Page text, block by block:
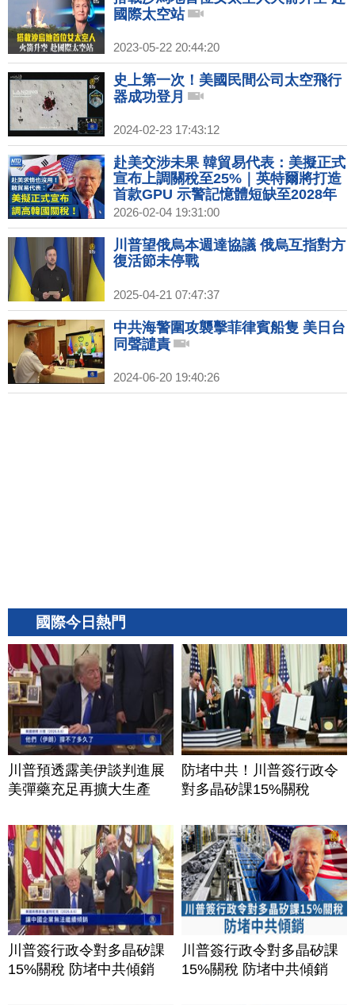
國際太空站
2023-05-22 20:44:20
史上第一次！美國民間公司太空飛行
器成功登月
2024-02-23 17:43:12
赴美交涉未果 韓貿易代表：美擬正式
宣布上調關稅至25%｜英特爾將打造
首款GPU 示警記憶體短缺至2028年
｜美台對等貿易協定最後階段 傳美汽
車、農產開放｜AI自動化工具引發拋
售潮 軟體金融股蒸發近3千億美元
2026-02-04 19:31:00
川普望俄烏本週達協議 俄烏互指對方
復活節未停戰
2025-04-21 07:47:37
中共海警圍攻襲擊菲律賓船隻 美日台
同聲譴責
2024-06-20 19:40:26
國際今日熱門
川普預透露美伊談判進展
美彈藥充足再擴大生產
防堵中共！川普簽行政令
對多晶矽課15%關稅
川普簽行政令對多晶矽課
15%關稅 防堵中共傾銷
川普簽行政令對多晶矽課
15%關稅 防堵中共傾銷